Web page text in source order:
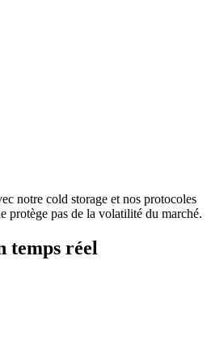
notre cold storage et nos protocoles
protège pas de la volatilité du marché.
temps réel